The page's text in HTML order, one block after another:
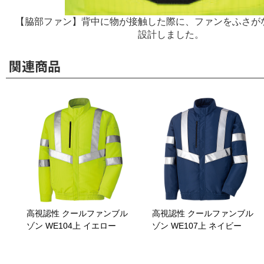
【脇部ファン】背中に物が接触した際に、ファンをふさが
設計しました。
関連商品
高視認性 クールファンブル
ゾン WE104上 イエロー
高視認性 クールファンブル
ゾン WE107上 ネイビー